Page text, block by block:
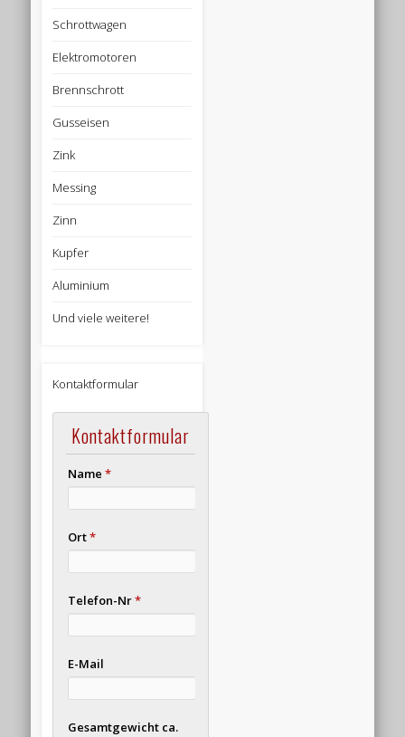
Schrottwagen
Elektromotoren
Brennschrott
Gusseisen
Zink
Messing
Zinn
Kupfer
Aluminium
Und viele weitere!
Kontaktformular
Kontaktformular
Name *
Ort*
Telefon-Nr*
E-Mail
Gesamtgewicht ca.